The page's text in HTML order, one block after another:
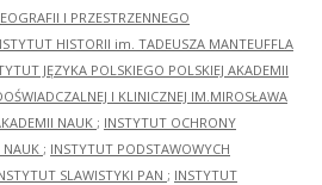
I PRZESTRZENNEGO
HISTORII im. TADEUSZA MANTEUFFLA
JĘZYKA POLSKIEGO POLSKIEJ AKADEMII
I KLINICZNEJ IM.MIROSŁAWA
NAUK ; INSTYTUT OCHRONY
NAUK ; INSTYTUT PODSTAWOWYCH
SLAWISTYKI PAN ; INSTYTUT